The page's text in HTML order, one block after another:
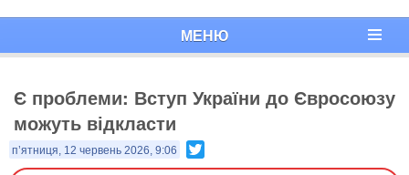
МЕНЮ
Є проблеми: Вступ України до Євросоюзу
можуть відкласти
п’ятниця, 12 червень 2026, 9:06